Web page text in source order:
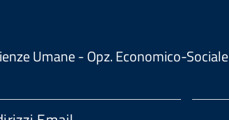
Umane - Opz. Economico-Sociale